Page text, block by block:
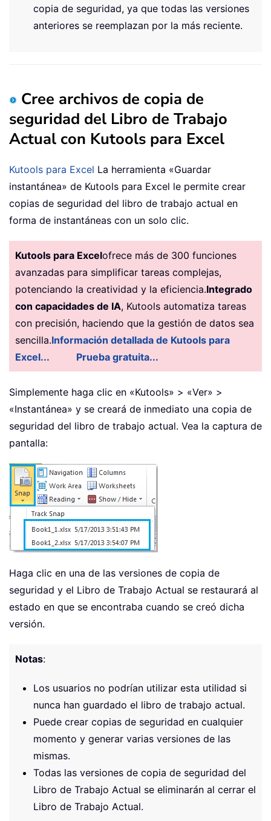
copia de seguridad, ya que todas las versiones
anteriores se reemplazan por la más reciente.
Cree archivos de copia de
seguridad del Libro de Trabajo
Actual con Kutools para Excel
Kutools para Excel La herramienta «Guardar
instantánea» de Kutools para Excel le permite crear
copias de seguridad del libro de trabajo actual en
forma de instantáneas con un solo clic.
Kutools para Excelofrece más de 300 funciones
avanzadas para simplificar tareas complejas,
potenciando la creatividad y la eficiencia.Integrado
con capacidades de IA, Kutools automatiza tareas
con precisión, haciendo que la gestión de datos sea
sencilla.Información detallada de Kutools para
Excel...
Prueba gratuita...
Simplemente haga clic en «Kutools» > «Ver» >
«Instantánea» y se creará de inmediato una copia de
seguridad del libro de trabajo actual. Vea la captura de
pantalla:
Haga clic en una de las versiones de copia de
seguridad y el Libro de Trabajo Actual se restaurará al
estado en que se encontraba cuando se creó dicha
versión.
Notas:
Los usuarios no podrían utilizar esta utilidad si
nunca han guardado el libro de trabajo actual.
Puede crear copias de seguridad en cualquier
momento y generar varias versiones de las
mismas.
Todas las versiones de copia de seguridad del
Libro de Trabajo Actual se eliminarán al cerrar el
Libro de Trabajo Actual.